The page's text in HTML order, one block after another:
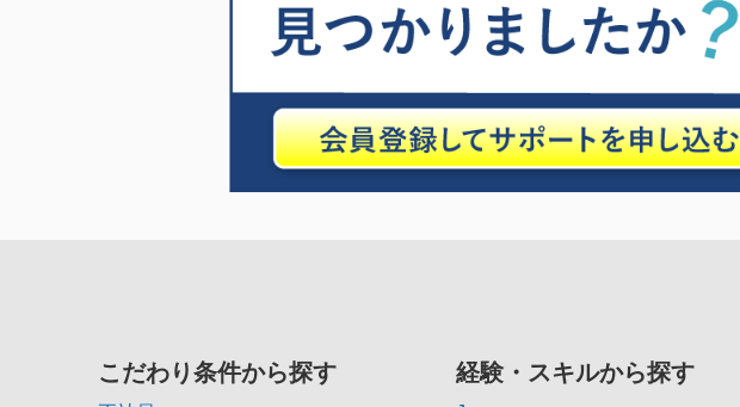
こだわり条件から探す 経験・スキルから探す